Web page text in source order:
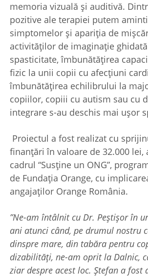
memoria vizuală și auditivă.
pozitive ale terapiei putem
simptomelor și apariția de
activităților de imaginație
spasticitate, îmbunătățirea
fizic la unii copii cu afecțiuni
îmbunătățirea echilibrului la
copiilor, copiii cu autism sau cu
integrare s-au deschis mai ușor
Proiectul a fost realizat cu
finanțări în valoare de 32.000 lei,
cadrul “Susține un ONG”,
de Fundația Orange, cu
angajaților Orange România.
”Ne-am întâlnit cu Dr. Peștișor în
ani atunci când, pe drumul nostru
dinspre mare, din tabăra pentru
dizabilități, ne-am oprit la Dalnic,
ziar despre acest loc. Ștefan a fost